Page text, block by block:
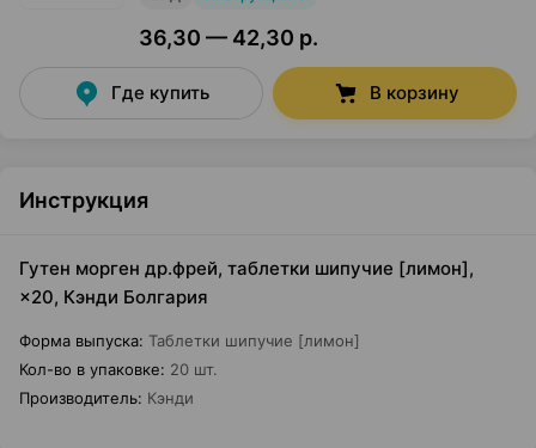
36,30 — 42,30 р.
Где купить В корзину
Инструкция
Гутен морген др.фрей, таблетки шипучие [лимон],
×20, Кэнди Болгария
Форма выпуска: Таблетки шипучие [лимон]
Кол-во в упаковке: 20 шт.
Производитель: Кэнди